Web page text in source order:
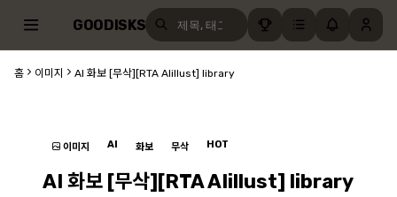
GOODISKS
홈 이미지 AI 화보 [무삭][RTA AIillust] library
이미지 AI 화보 무삭 HOT
AI 화보 [무삭][RTA AIillust] library